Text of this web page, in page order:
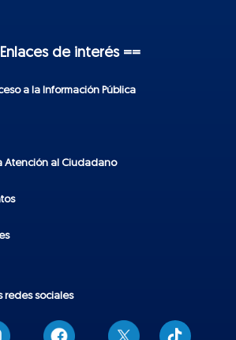
de interés ==
a la Información Pública
Atención al Ciudadano
redes sociales
T